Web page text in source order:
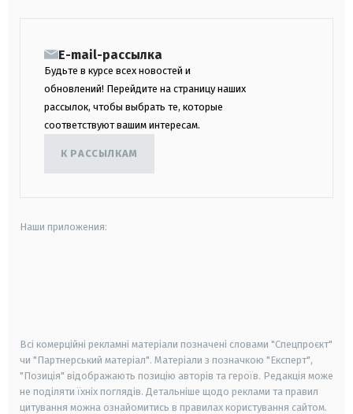
E-mail-рассылка
Будьте в курсе всех новостей и
обновлений! Перейдите на страницу наших
рассылок, чтобы выбрать те, которые
соответствуют вашим интересам.
К РАССЫЛКАМ
Наши приложения:
Всі комерційні рекламні матеріали позначені словами "Спецпроєкт"
чи "Партнерський матеріал". Матеріали з позначкою "Експерт",
"Позиція" відображають позицію авторів та героїв. Редакція може
не поділяти їхніх поглядів. Детальніше щодо реклами та правил
цитування можна ознайомитись в правилах користування сайтом.